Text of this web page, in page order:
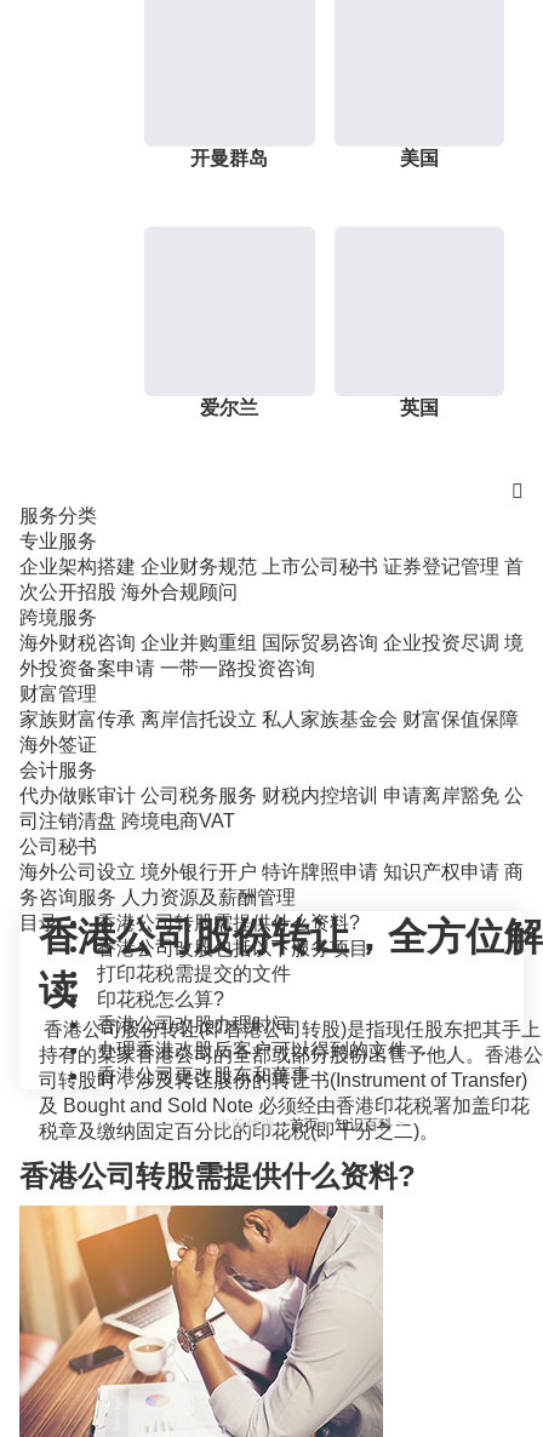
开曼群岛 美国
爱尔兰 英国

服务分类
专业服务
企业架构搭建 企业财务规范 上市公司秘书 证券登记管理 首
次公开招股 海外合规顾问
跨境服务
海外财税咨询 企业并购重组 国际贸易咨询 企业投资尽调 境
外投资备案申请 一带一路投资咨询
财富管理
家族财富传承 离岸信托设立 私人家族基金会 财富保值保障
海外签证
会计服务
代办做账审计 公司税务服务 财税内控培训 申请离岸豁免 公
司注销清盘 跨境电商VAT
公司秘书
海外公司设立 境外银行开户 特许牌照申请 知识产权申请 商
务咨询服务 人力资源及薪酬管理
当前位置：首页>知识百科>
香港公司股份转让，全方位解
读
香港公司股份转让(即香港公司转股)是指现任股东把其手上
持有的某家香港公司的全部或部分股份出售予他人。香港公
司转股时，涉及转让股份的转让书(Instrument of Transfer)
及 Bought and Sold Note 必须经由香港印花税署加盖印花
税章及缴纳固定百分比的印花税(即千分之二)。
目录
香港公司转股需提供什么资料?
香港公司改股包括以下服务项目
打印花税需提交的文件
印花税怎么算?
香港公司改股办理时间
办理香港改股后客户可以得到的文件
香港公司更改股东和董事
香港公司转股需提供什么资料?